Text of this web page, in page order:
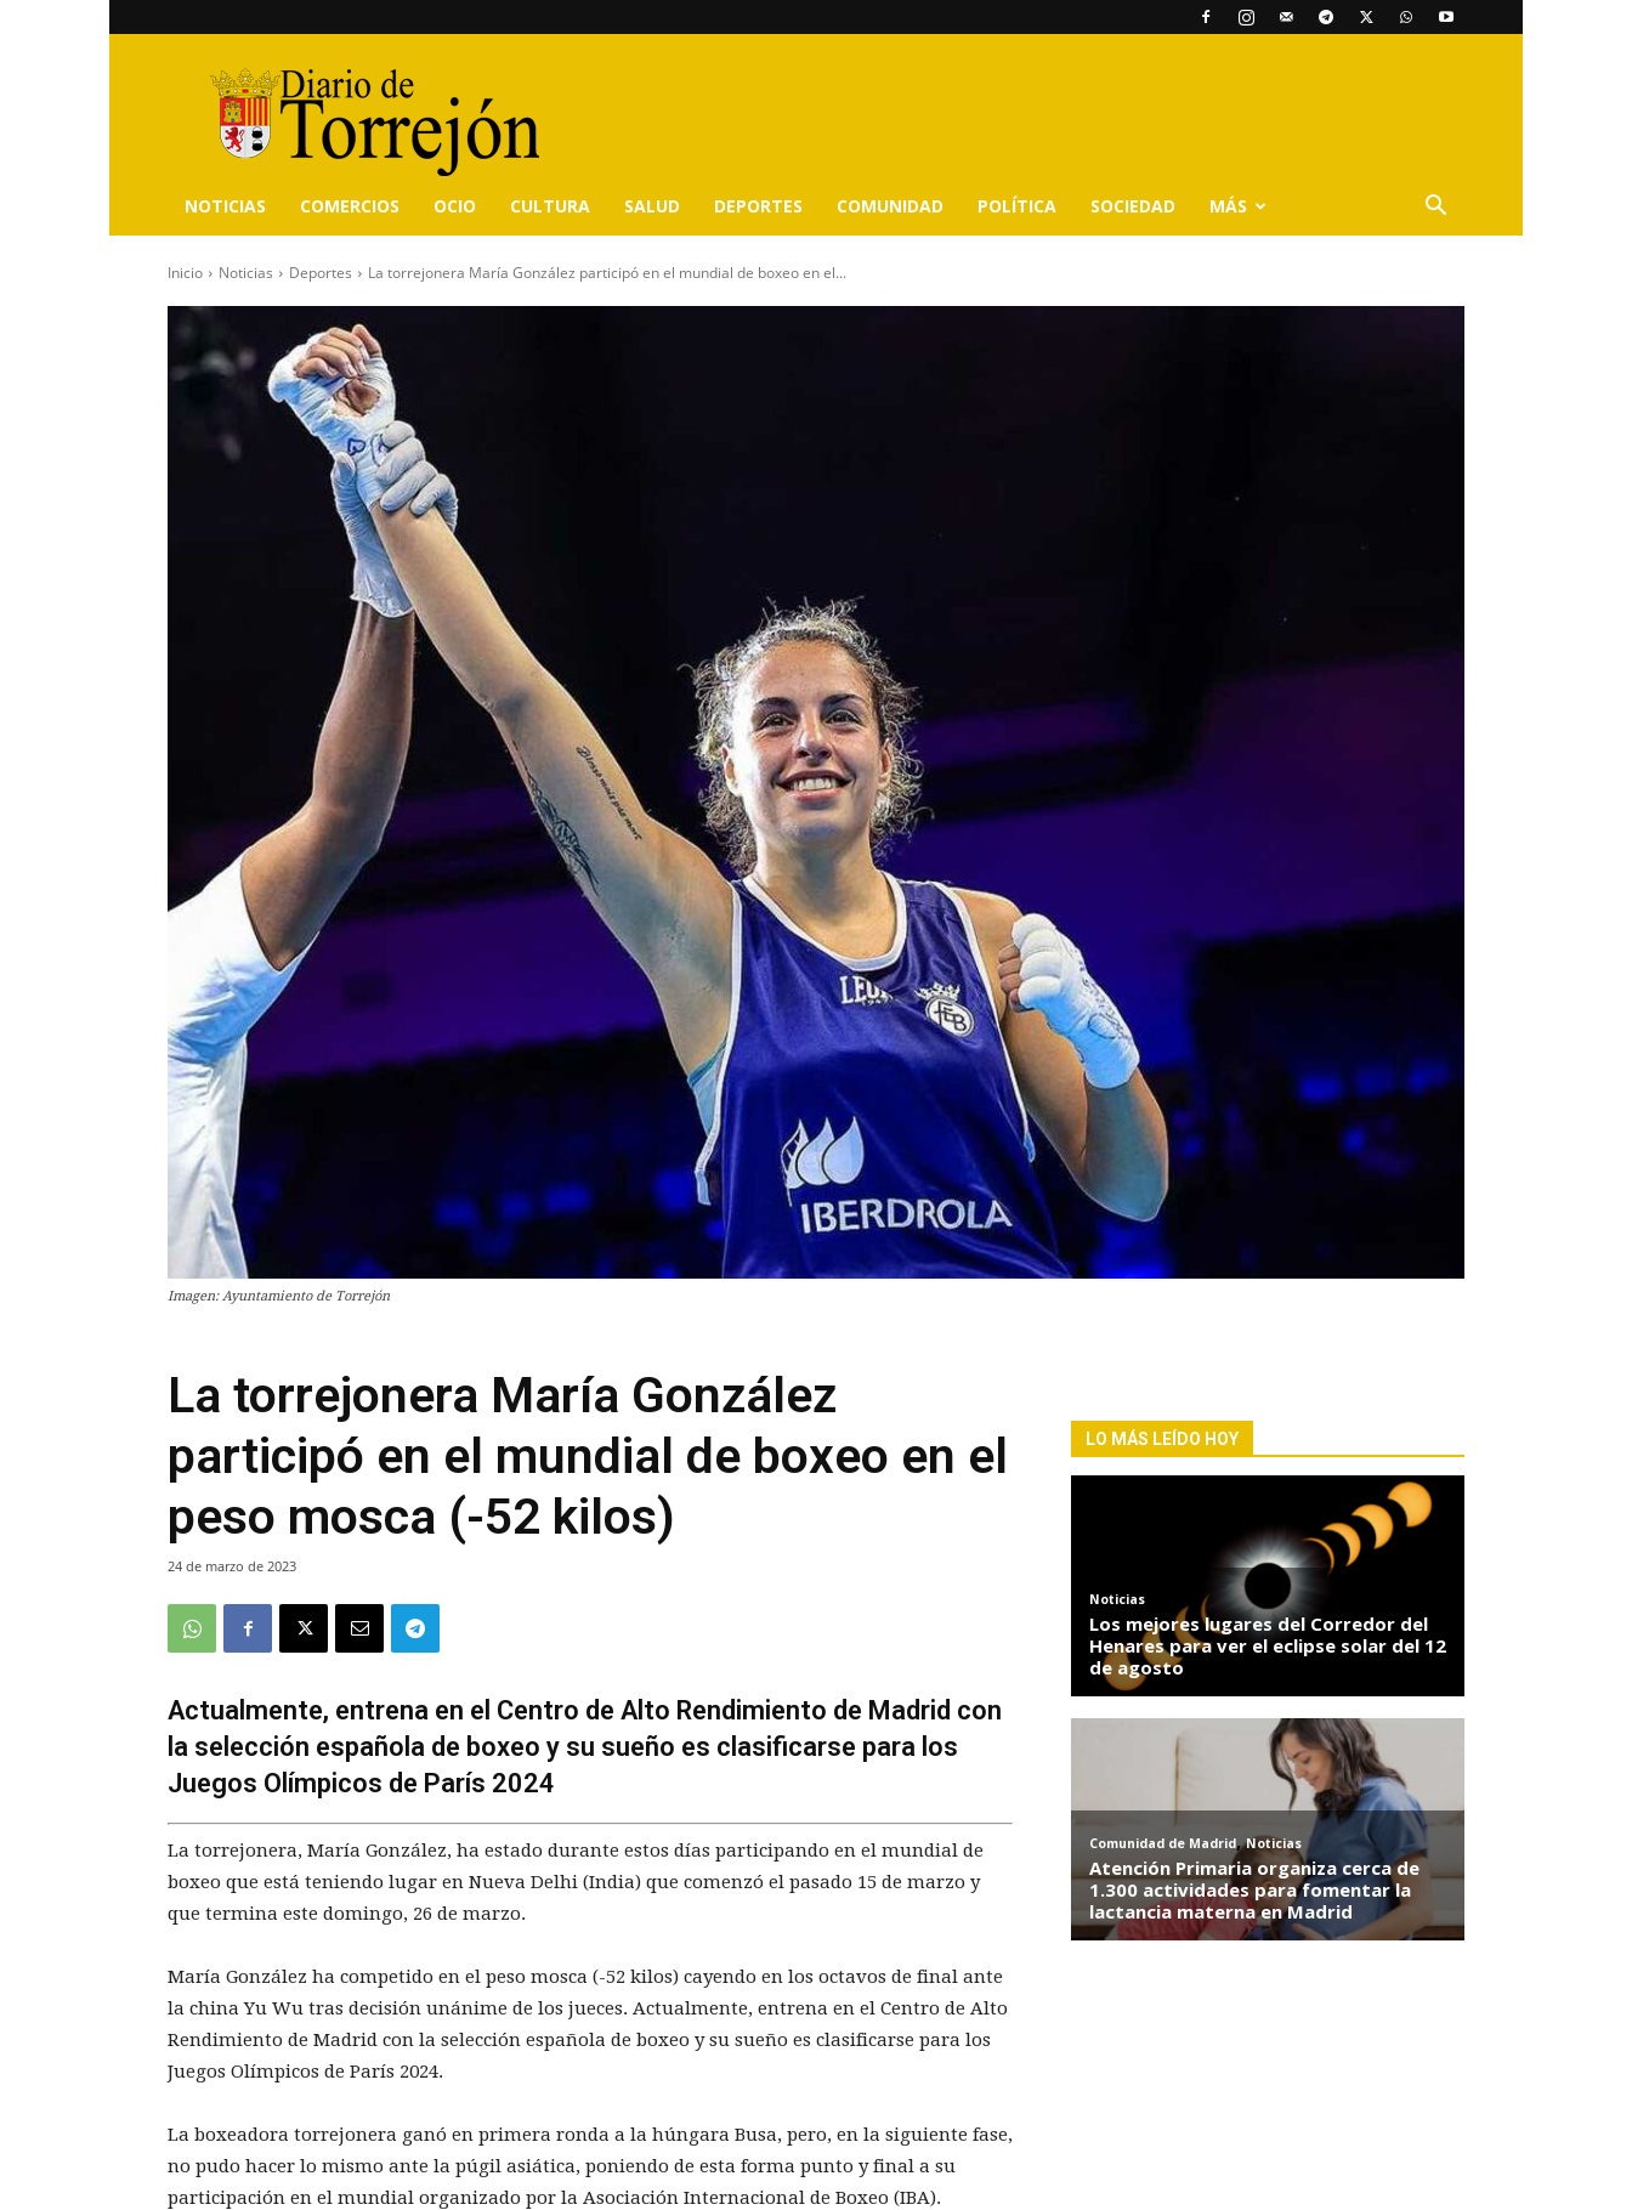
Diario
de
Torrejón
NOTICIAS COMERCIOS OCIO CULTURA SALUD DEPORTES COMUNIDAD POLÍTICA SOCIEDAD MÁS
Inicio Noticias Deportes La torrejonera María González participó en el mundial de boxeo en el...
Imagen: Ayuntamiento de Torrejón
La torrejonera María González
participó en el mundial de boxeo en el
peso mosca (-52 kilos)
24 de marzo de 2023
Actualmente, entrena en el Centro de Alto Rendimiento de Madrid con
la selección española de boxeo y su sueño es clasificarse para los
Juegos Olímpicos de París 2024
La torrejonera, María González, ha estado durante estos días participando en el mundial de
boxeo que está teniendo lugar en Nueva Delhi (India) que comenzó el pasado 15 de marzo y
que termina este domingo, 26 de marzo.
María González ha competido en el peso mosca (-52 kilos) cayendo en los octavos de final ante
la china Yu Wu tras decisión unánime de los jueces. Actualmente, entrena en el Centro de Alto
Rendimiento de Madrid con la selección española de boxeo y su sueño es clasificarse para los
Juegos Olímpicos de París 2024.
La boxeadora torrejonera ganó en primera ronda a la húngara Busa, pero, en la siguiente fase,
no pudo hacer lo mismo ante la púgil asiática, poniendo de esta forma punto y final a su
participación en el mundial organizado por la Asociación Internacional de Boxeo (IBA).
LO MÁS LEÍDO HOY